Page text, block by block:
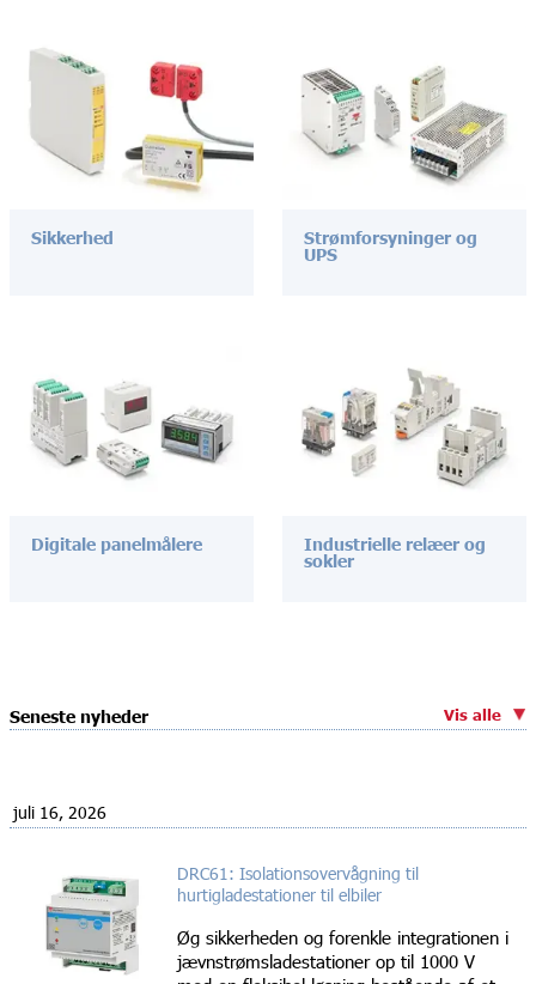
Sikkerhed Strømforsyninger og
UPS
Digitale panelmålere Industrielle relæer og
sokler
Seneste nyheder Vis alle
juli 16, 2026
DRC61: Isolationsovervågning til
hurtigladestationer til elbiler
Øg sikkerheden og forenkle integrationen i
jævnstrømsladestationer op til 1000 V